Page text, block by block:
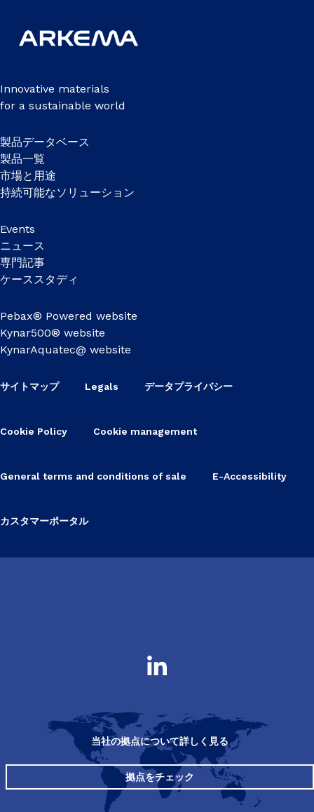
Innovative materials
for a sustainable world
製品データベース
製品一覧
市場と用途
持続可能なソリューション
Events
ニュース
専門記事
ケーススタディ
Pebax® Powered website
Kynar500® website
KynarAquatec@ website
サイトマップ Legals データプライバシー
Cookie Policy Cookie management
General terms and conditions of sale E-Accessibility
カスタマーポータル
当社の拠点について詳しく見る
拠点をチェック